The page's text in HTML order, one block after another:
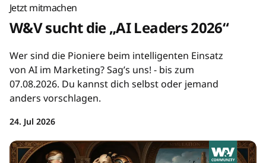
Jetzt mitmachen
W&V sucht die „AI Leaders 2026“
Wer sind die Pioniere beim intelligenten Einsatz
von AI im Marketing? Sag’s uns! - bis zum
07.08.2026. Du kannst dich selbst oder jemand
anders vorschlagen.
24. Jul 2026